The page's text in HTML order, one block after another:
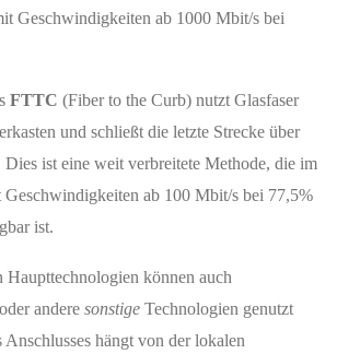
Geschwindigkeiten ab 1000 Mbit/s bei
FTTC (Fiber to the Curb) nutzt Glasfaser
und schließt die letzte Strecke über
ist eine weit verbreitete Methode, die im
ab 100 Mbit/s bei 77,5%
ist.
Haupttechnologien können auch
andere sonstige Technologien genutzt
hängt von der lokalen